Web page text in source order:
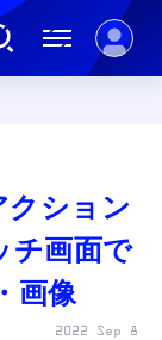
クション
チ画面で
画像
2022 Sep 8